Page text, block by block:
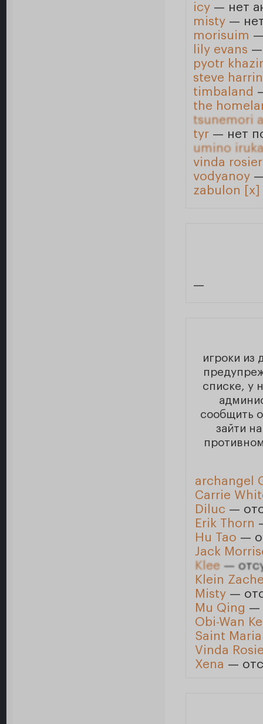
icy — нет
misty —
morisuim
lily evans —
pyotr
steve
timbaland
the
tsunemori
tyr — нет
umino
vinda rosier
vodyanoy
zabulon [x]
—
игроки из
списке, у
сообщить
зайти
archangel
Carrie
Diluc —
Erik Thorn
Hu Tao —
Jack
Klee —
Klein
Misty —
Mu Qing —
Obi-Wan
Saint Maria
Vinda
Xena —